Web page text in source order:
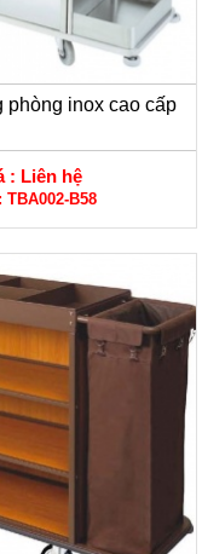
phòng inox cao cấp
: Liên hệ
TBA002-B58